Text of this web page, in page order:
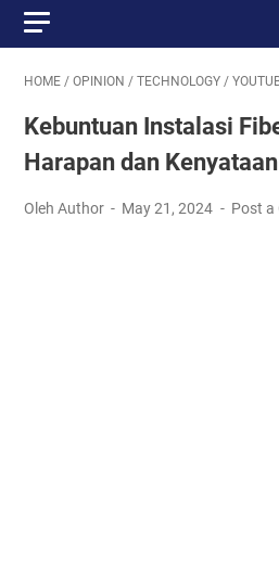
HOME / OPINION / TECHNOLOGY /
Kebuntuan Instalasi
Harapan dan Kenyataan
Oleh Author May 21, 2024 Post a